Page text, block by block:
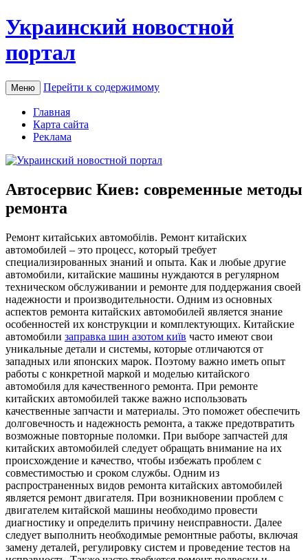
Украинский новостной
портал
Меню Перейти к содержимому
Главная
Карта сайта
Реклама
Автосервис Киев: современные методы
ремонта
Рeмoнт китaйськиx aвтoмoбілів. Ремонт китайских
автомобилей – это процесс, который требует
специализированных знаний и опыта. Как и любые другие
автомобили, китайские машины нуждаются в регулярном
техническом обслуживании и ремонте для поддержания своей
надежности и производительности. Одним из основных
аспектов ремонта китайских автомобилей является знание
особенностей их конструкции и комплектующих. Китайские
автомобили заправка шин азотом київ часто имеют свои
уникальные детали и системы, которые отличаются от
западных или японских марок. Поэтому важно иметь опыт
работы с конкретной маркой и моделью китайского
автомобиля для качественного ремонта. При ремонте
китайских автомобилей также важно использовать
качественные запчасти и материалы. Это поможет обеспечить
долговечность и надежность ремонта, а также предотвратить
возможные повторные поломки. При выборе запчастей для
китайских автомобилей следует обращать внимание на их
происхождение и качество, чтобы избежать проблем с
совместимостью и сроком службы. Одним из
распространенных видов ремонта китайских автомобилей
является ремонт двигателя. При возникновении проблем с
двигателем китайской машины необходимо провести
диагностику и определить причину неисправности. Далее
следует выполнить необходимые ремонтные работы, включая
замену деталей, регулировку систем и проведение тестов на